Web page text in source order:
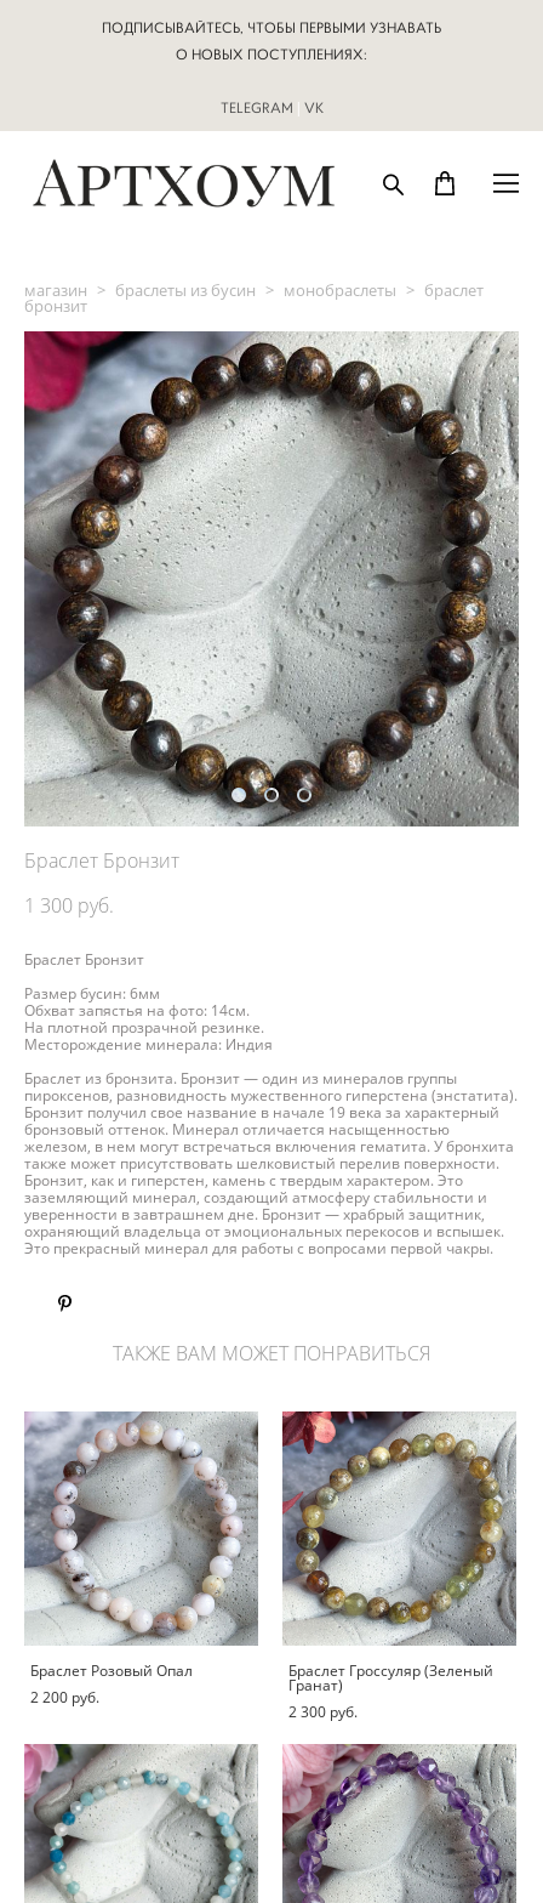
ПОДПИСЫВАЙТЕСЬ, ЧТОБЫ ПЕРВЫМИ УЗНАВАТЬ
О НОВЫХ ПОСТУПЛЕНИЯХ:
TELEGRAM | VK
магазин > браслеты из бусин > монобраслеты > браслет
бронзит
Браслет Бронзит
1 300 pуб.
Браслет Бронзит
Размер бусин: 6мм
Обхват запястья на фото: 14см.
На плотной прозрачной резинке.
Месторождение минерала: Индия
Браслет из бронзита. Бронзит — один из минералов группы
пироксенов, разновидность мужественного гиперстена (энстатита).
Бронзит получил свое название в начале 19 века за характерный
бронзовый оттенок. Минерал отличается насыщенностью
железом, в нем могут встречаться включения гематита. У бронхита
также может присутствовать шелковистый перелив поверхности.
Бронзит, как и гиперстен, камень с твердым характером. Это
заземляющий минерал, создающий атмосферу стабильности и
уверенности в завтрашнем дне. Бронзит — храбрый защитник,
охраняющий владельца от эмоциональных перекосов и вспышек.
Это прекрасный минерал для работы с вопросами первой чакры.
ТАКЖЕ ВАМ МОЖЕТ ПОНРАВИТЬСЯ
Браслет Розовый Опал
2 200 pуб.
Браслет Гроссуляр (Зеленый
Гранат)
2 300 pуб.